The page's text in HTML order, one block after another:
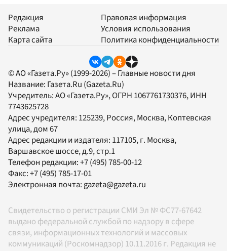
Редакция
Реклама
Карта сайта
Правовая информация
Условия использования
Политика конфиденциальности
© АО «Газета.Ру» (1999-2026) – Главные новости дня
Название: Газета.Ru (Gazeta.Ru)
Учредитель:АО «Газета.Ру», ОГРН 1067761730376, ИНН
7743625728
Адрес учредителя: 125239, Россия, Москва, Коптевская
улица, дом 67
Адрес редакции и издателя: 117105, г. Москва,
Варшавское шоссе, д.9, стр.1
Телефон редакции:+7 (495) 785-00-12
Факс:+7 (495) 785-17-01
Электронная почта:gazeta@gazeta.ru
Свидетельство о регистрации СМИ Эл № ФС77-67642
выдано федеральной службой по надзору в сфере
связи, информационных технологий и массовых
коммуникаций (Роскомнадзор) 10.11.2016 г. Редакция не